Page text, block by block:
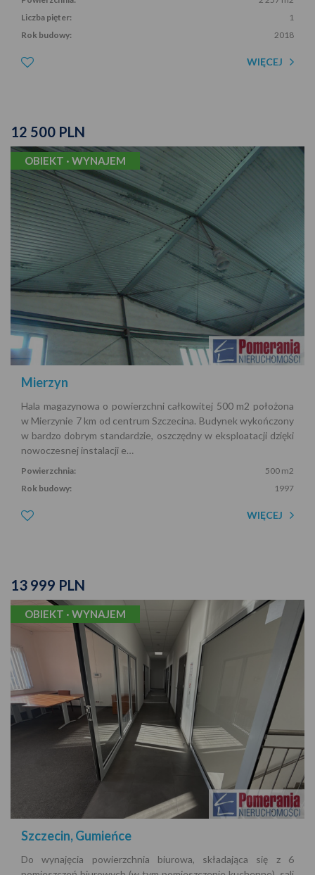
Liczba pięter:
1
Rok budowy:
2018
WIĘCEJ
12 500 PLN
OBIEKT · WYNAJEM
Mierzyn
Hala magazynowa o powierzchni całkowitej 500 m2 położona
w Mierzynie 7 km od centrum Szczecina. Budynek wykończony
w bardzo dobrym standardzie, oszczędny w eksploatacji dzięki
nowoczesnej instalacji e…
Powierzchnia:
500 m2
Rok budowy:
1997
WIĘCEJ
13 999 PLN
OBIEKT · WYNAJEM
Szczecin, Gumieńce
Do wynajęcia powierzchnia biurowa, składająca się z 6